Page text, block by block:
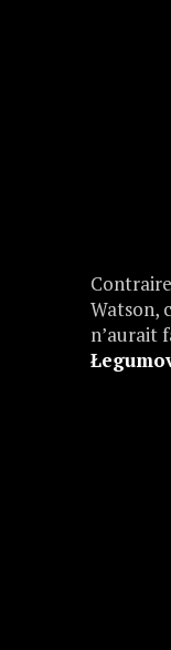
Watson,
n’aurait